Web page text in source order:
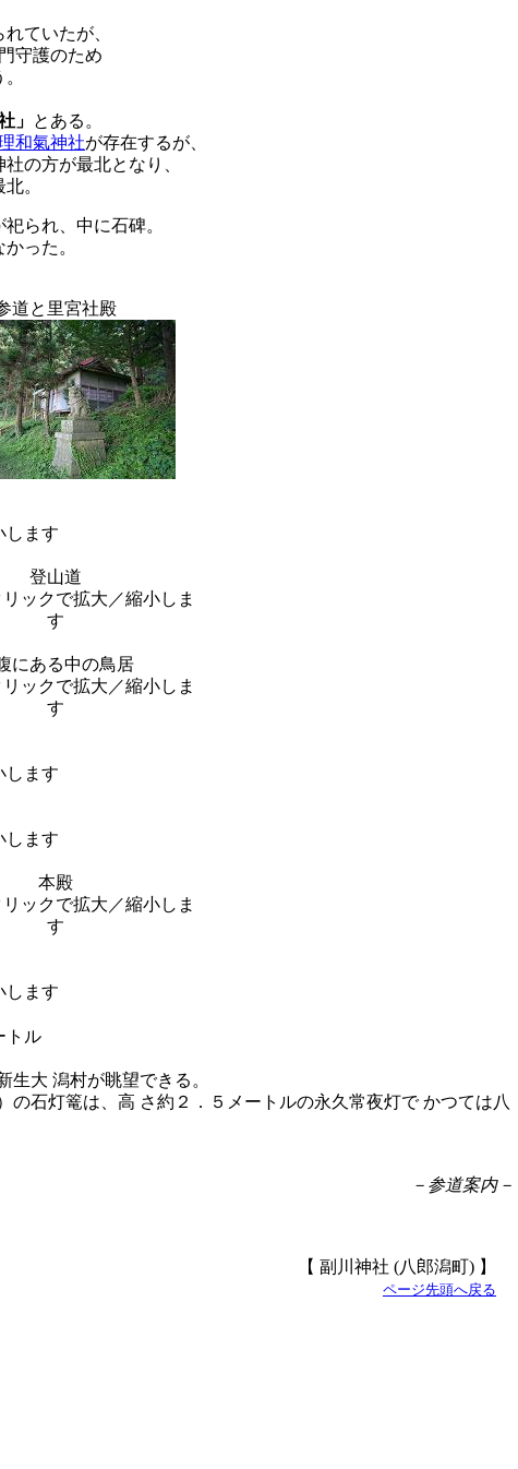
ていたが、
守護のため
」 とある。
和氣神社が存在するが、
の方が最北となり、
。
られ、中に石碑。
った。
道と里宮社殿
登山道
にある中の鳥居
本殿
トル
大 潟村が眺望できる。
石灯篭は、高 さ約２．５メートルの永久常夜灯で かつては八
－参道案内－
【 副川神社 (八郎潟町) 】
ページ先頭へ戻る